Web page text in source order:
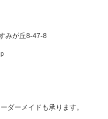
みが丘8-47-8
ダーメイドも承ります。